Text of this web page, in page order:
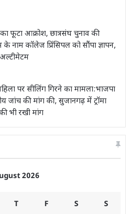
फूटा आक्रोश, छात्रसंघ चुनाव की
के नाम कॉलेज प्रिंसिपल को सौंपा ज्ञापन,
पर सीलिंग गिरने का मामला:भाजपा
जांच की मांग की, सुजानगढ़ में ट्रॉमा
भी रखी मांग
2026
T F S S